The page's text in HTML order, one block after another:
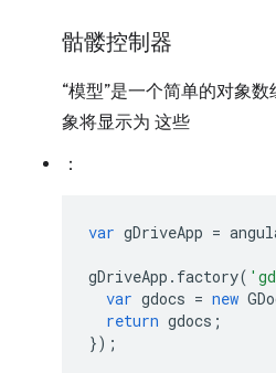
骷髅控制器
“模型”是一个简单的对象
象将显示为 这些
：
var gDriveApp =
gDriveApp . factory(
var gdocs = new
return gdocs ;
});